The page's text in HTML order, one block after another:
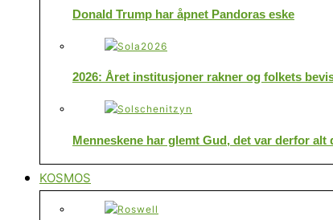
Donald Trump har åpnet Pandoras eske
2026: Året institusjoner rakner og folkets
Menneskene har glemt Gud, det var derfor alt
KOSMOS